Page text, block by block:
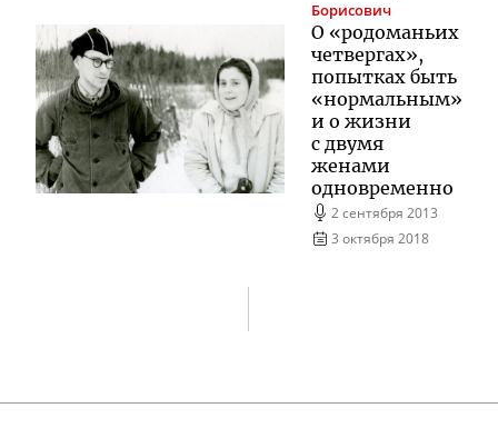
Борисович
О «родоманьих
четвергах»,
попытках быть
«нормальным»
и о жизни
с двумя
женами
одновременно
2 сентября 2013
3 октября 2018